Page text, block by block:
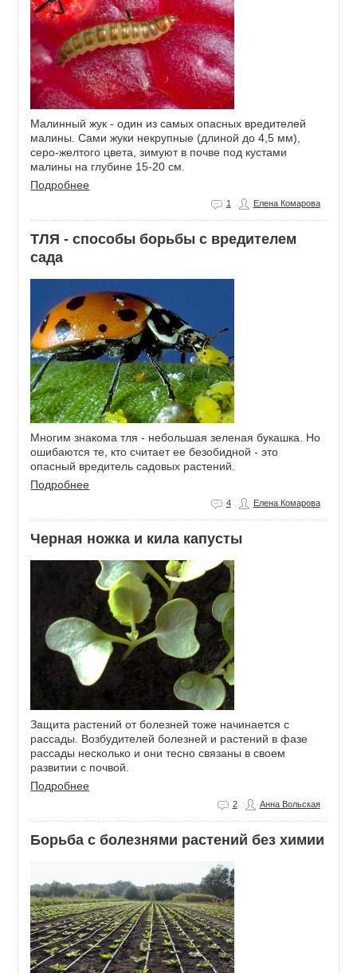
Малинный жук - один из самых опасных вредителей
малины. Сами жуки некрупные (длиной до 4,5 мм),
серо-желтого цвета, зимуют в почве под кустами
малины на глубине 15-20 см.
Подробнее
Елена Комарова
1
ТЛЯ - способы борьбы с вредителем
сада
Многим знакома тля - небольшая зеленая букашка. Но
ошибаются те, кто считает ее безобидной - это
опасный вредитель садовых растений.
Подробнее
Елена Комарова
4
Черная ножка и кила капусты
Защита растений от болезней тоже начинается с
рассады. Возбудителей болезней и растений в фазе
рассады несколько и они тесно связаны в своем
развитии с почвой.
Подробнее
Анна Вольская
2
Борьба с болезнями растений без химии